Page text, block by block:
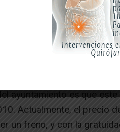
de carácter científico
es la propia colección del
Además, se podrá usar
concierto, para
ayuntamiento es que
Actualmente, el precio
un freno, y con la